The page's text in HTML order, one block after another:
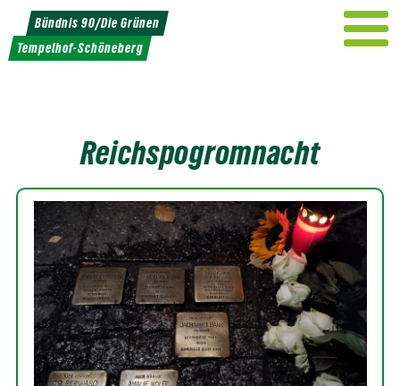
Weiter
zum
Inhalt
Bündnis 90/Die Grünen
Tempelhof-Schöneberg
Reichspogromnacht